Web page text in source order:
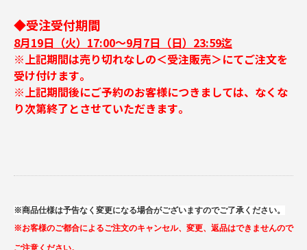
◆受注受付期間
8月19日（火）17:00～9月7日（日）23:59迄
※上記期間は売り切れなしの＜受注販売＞にてご注文を
受け付けます｡
※上記期間後にご予約のお客様につきましては、なくな
り次第終了とさせていただきます｡
※商品仕様は予告なく変更になる場合がございますのでご了承ください。
※お客様のご都合によるご注文のキャンセル、変更、返品はできませんので